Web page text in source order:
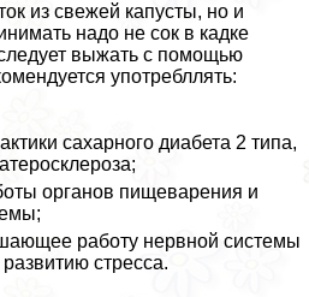
из свежей капусты, но и
надо не сок в кадке
выжать с помощью
употрeбллять:
сахарного диабета 2 типа,
органов пищеварения и
работу нервной системы
стресса.